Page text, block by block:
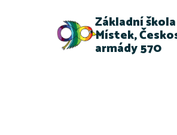
Základní
Místek,
armády 570